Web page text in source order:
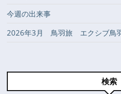
今週の出来事
2026年3月 鳥羽旅 エクシブ鳥
検索